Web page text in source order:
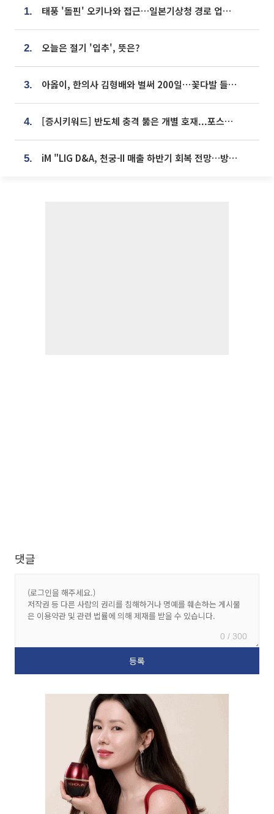
1. 태풍 '돌핀' 오키나와 접근…일본기상청 경로 업데이트
2. 오늘은 절기 '입추', 뜻은?
3. 아옳이, 한의사 김형배와 벌써 200일⋯꽃다발 들고 "프러포즈 아냐"
4. [증시키워드] 반도체 충격 뚫은 개별 호재...포스코퓨처엠·에코프로·한화솔루션 '눈길'
5. iM "LIG D&A, 천궁-II 매출 하반기 회복 전망…방산 톱픽 유지"
댓글
0 / 300